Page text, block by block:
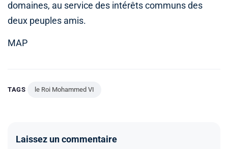
domaines, au service des intérêts communs des
deux peuples amis.
MAP
TAGS le Roi Mohammed VI
Laissez un commentaire